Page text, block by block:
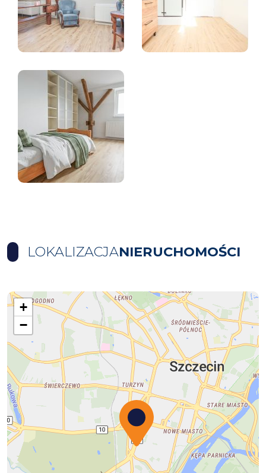
LOKALIZACJANIERUCHOMOŚCI
+
−